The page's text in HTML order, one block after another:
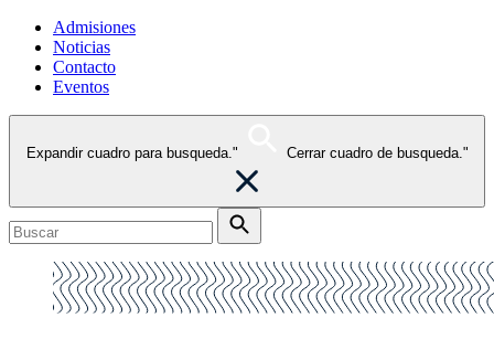
Admisiones
Noticias
Contacto
Eventos
Expandir cuadro para busqueda." Cerrar cuadro de busqueda."